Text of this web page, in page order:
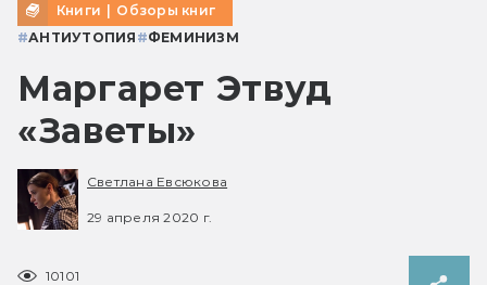
Книги | Обзоры книг
#АНТИУТОПИЯ #ФЕМИНИЗМ
Маргарет Этвуд
«Заветы»
Светлана Евсюкова
29 апреля 2020 г.
10101